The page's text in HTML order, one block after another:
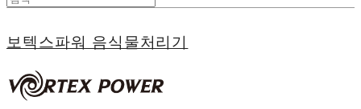
보텍스파워 음식물처리기